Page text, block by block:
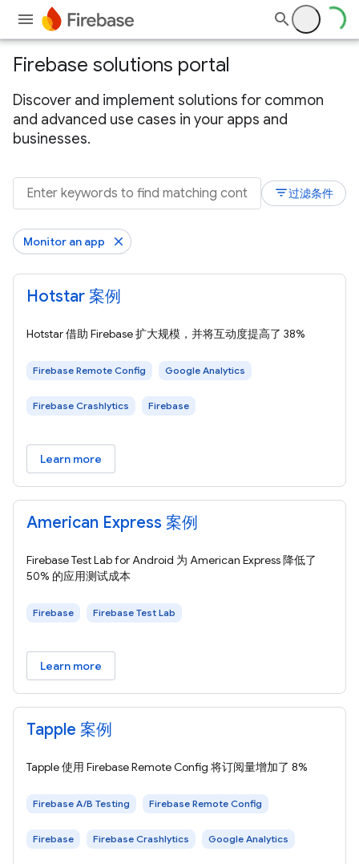
Firebase solutions portal
Discover and implement solutions for common
and advanced use cases in your apps and
businesses.
filter_list过滤条件
Monitor an app
Hotstar 案例
Hotstar 借助 Firebase 扩大规模，并将互动度提高了 38%
Firebase Remote Config Google Analytics
Firebase Crashlytics Firebase
Learn more
American Express 案例
Firebase Test Lab for Android 为 American Express 降低了
50% 的应用测试成本
Firebase Firebase Test Lab
Learn more
Tapple 案例
Tapple 使用 Firebase Remote Config 将订阅量增加了 8%
Firebase A/B Testing Firebase Remote Config
Firebase Firebase Crashlytics Google Analytics